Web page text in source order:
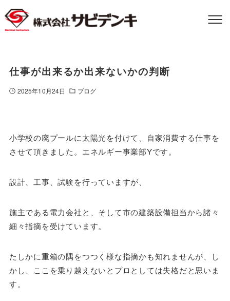
仕事が出来るか出来ないかの判断
2025年10月24日 ブログ
小学校の廃プールに太陽光を付けて、自家消費する仕事を
させて頂きました。エネルギー事業部Yです。
設計、工事、試験を行っていますが、
施主である電力会社と、そして市の建築設備担当から諸々
細々指摘を受けています。
たしかに重箱の隅をつつく様な指摘かも知れませんが、し
かし、ここを乗り越えないとプロとしては失格だと思いま
す。